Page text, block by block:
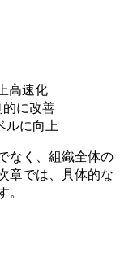
高速化
に改善
ルに向上
なく、組織全体の
章では、具体的な